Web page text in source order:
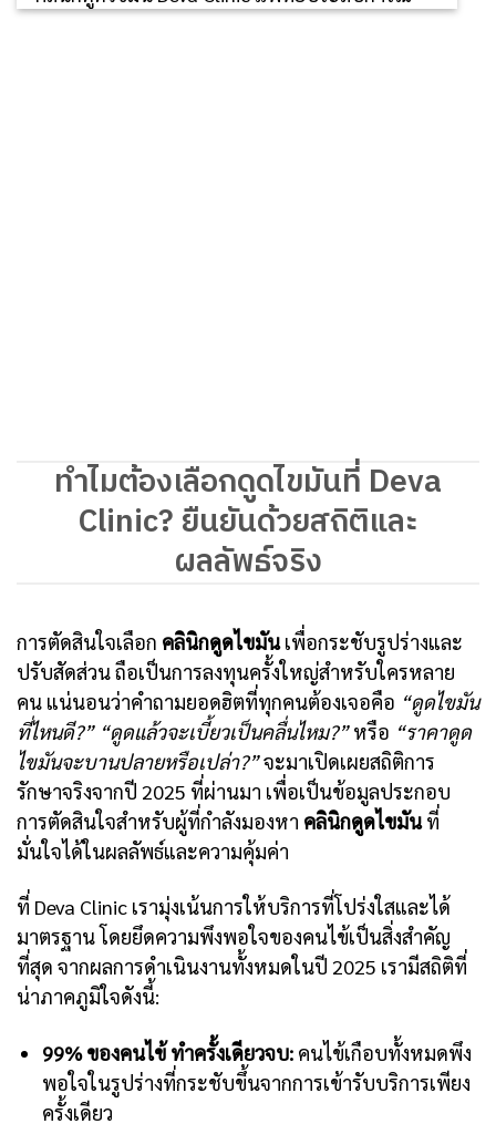
ทำไมต้องเลือกดูดไขมันที่ Deva
Clinic? ยืนยันด้วยสถิติและ
ผลลัพธ์จริง
การตัดสินใจเลือก คลินิกดูดไขมันเพื่อกระชับรูปร่างและ
ปรับสัดส่วน ถือเป็นการลงทุนครั้งใหญ่สำหรับใครหลาย
คน แน่นอนว่าคำถามยอดฮิตที่ทุกคนต้องเจอคือ “ดูดไขมัน
ที่ไหนดี?” “ดูดแล้วจะเบี้ยวเป็นคลื่นไหม?”หรือ “ราคาดูด
ไขมันจะบานปลายหรือเปล่า?”จะมาเปิดเผยสถิติการ
รักษาจริงจากปี 2025 ที่ผ่านมา เพื่อเป็นข้อมูลประกอบ
การตัดสินใจสำหรับผู้ที่กำลังมองหา คลินิกดูดไขมันที่
มั่นใจได้ในผลลัพธ์และความคุ้มค่า
ที่ Deva Clinic เรามุ่งเน้นการให้บริการที่โปร่งใสและได้
มาตรฐาน โดยยึดความพึงพอใจของคนไข้เป็นสิ่งสำคัญ
ที่สุด จากผลการดำเนินงานทั้งหมดในปี 2025 เรามีสถิติที่
น่าภาคภูมิใจดังนี้:
99% ของคนไข้ ทำครั้งเดียวจบ: คนไข้เกือบทั้งหมดพึง
พอใจในรูปร่างที่กระชับขึ้นจากการเข้ารับบริการเพียง
ครั้งเดียว